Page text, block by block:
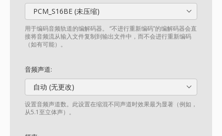
PCM_S16BE (未压缩)
用于编码音频轨道的编解码器。 “不进行重新编码”的编解码器会直
接将音频流从输入文件复制到输出文件中，而不会进行重新编码
（如有可能）。
音频声道:
自动 (无更改)
设置音频声道数。此设置在缩混不同声道时效果最为显著（例如，
从5.1至立体声）。